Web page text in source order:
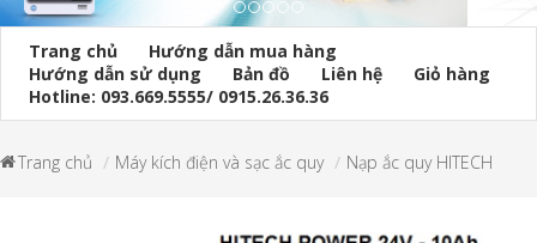
Trang chủ
Hướng dẫn mua hàng
Hướng dẫn sử dụng
Bản đồ Liên hệ
Giỏ hàng
Hotline: 093.669.5555/ 0915.26.36.36
Trang chủ Máy kích điện và sạc ắc quy Nạp ắc quy HITECH